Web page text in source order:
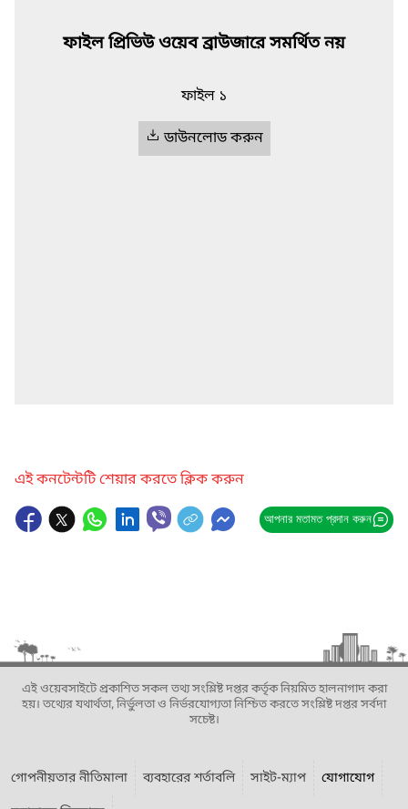
ফাইল প্রিভিউ ওয়েব ব্রাউজারে সমর্থিত নয়
ফাইল ১
ডাউনলোড করুন
এই কনটেন্টটি শেয়ার করতে ক্লিক করুন
আপনার মতামত প্রদান করুন
এই ওয়েবসাইটে প্রকাশিত সকল তথ্য সংশ্লিষ্ট দপ্তর কর্তৃক নিয়মিত হালনাগাদ করা
হয়। তথ্যের যথার্থতা, নির্ভুলতা ও নির্ভরযোগ্যতা নিশ্চিত করতে সংশ্লিষ্ট দপ্তর সর্বদা
সচেষ্ট।
গোপনীয়তার নীতিমালা ব্যবহারের শর্তাবলি সাইট-ম্যাপ
যোগাযোগ